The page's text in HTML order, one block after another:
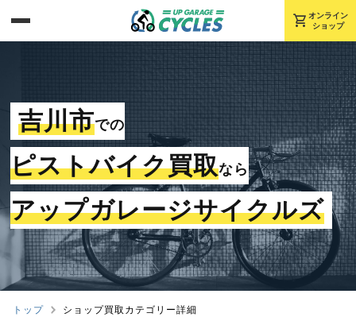
shopping_cart オンライン
ショップ
吉川市での
ピストバイク買取なら
アップガレージサイクルズ
トップ ショップ買取カテゴリー詳細